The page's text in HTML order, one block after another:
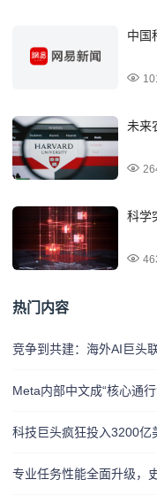
中国
未来
科学
热门内容
竞争到共建：海外AI巨头
Meta内部中文成“核心通
科技巨头疯狂投入3200亿
专业任务性能全面升级，